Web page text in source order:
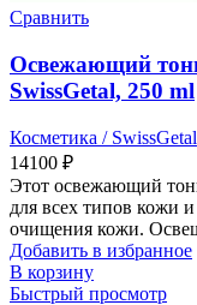
Сравнить
Освежающий
SwissGetal, 250 ml
Косметика / SwissGetal
14100 ₽
Этот освежающий
для всех типов кожи
очищения кожи.
Добавить в избранное
В корзину
Быстрый просмотр